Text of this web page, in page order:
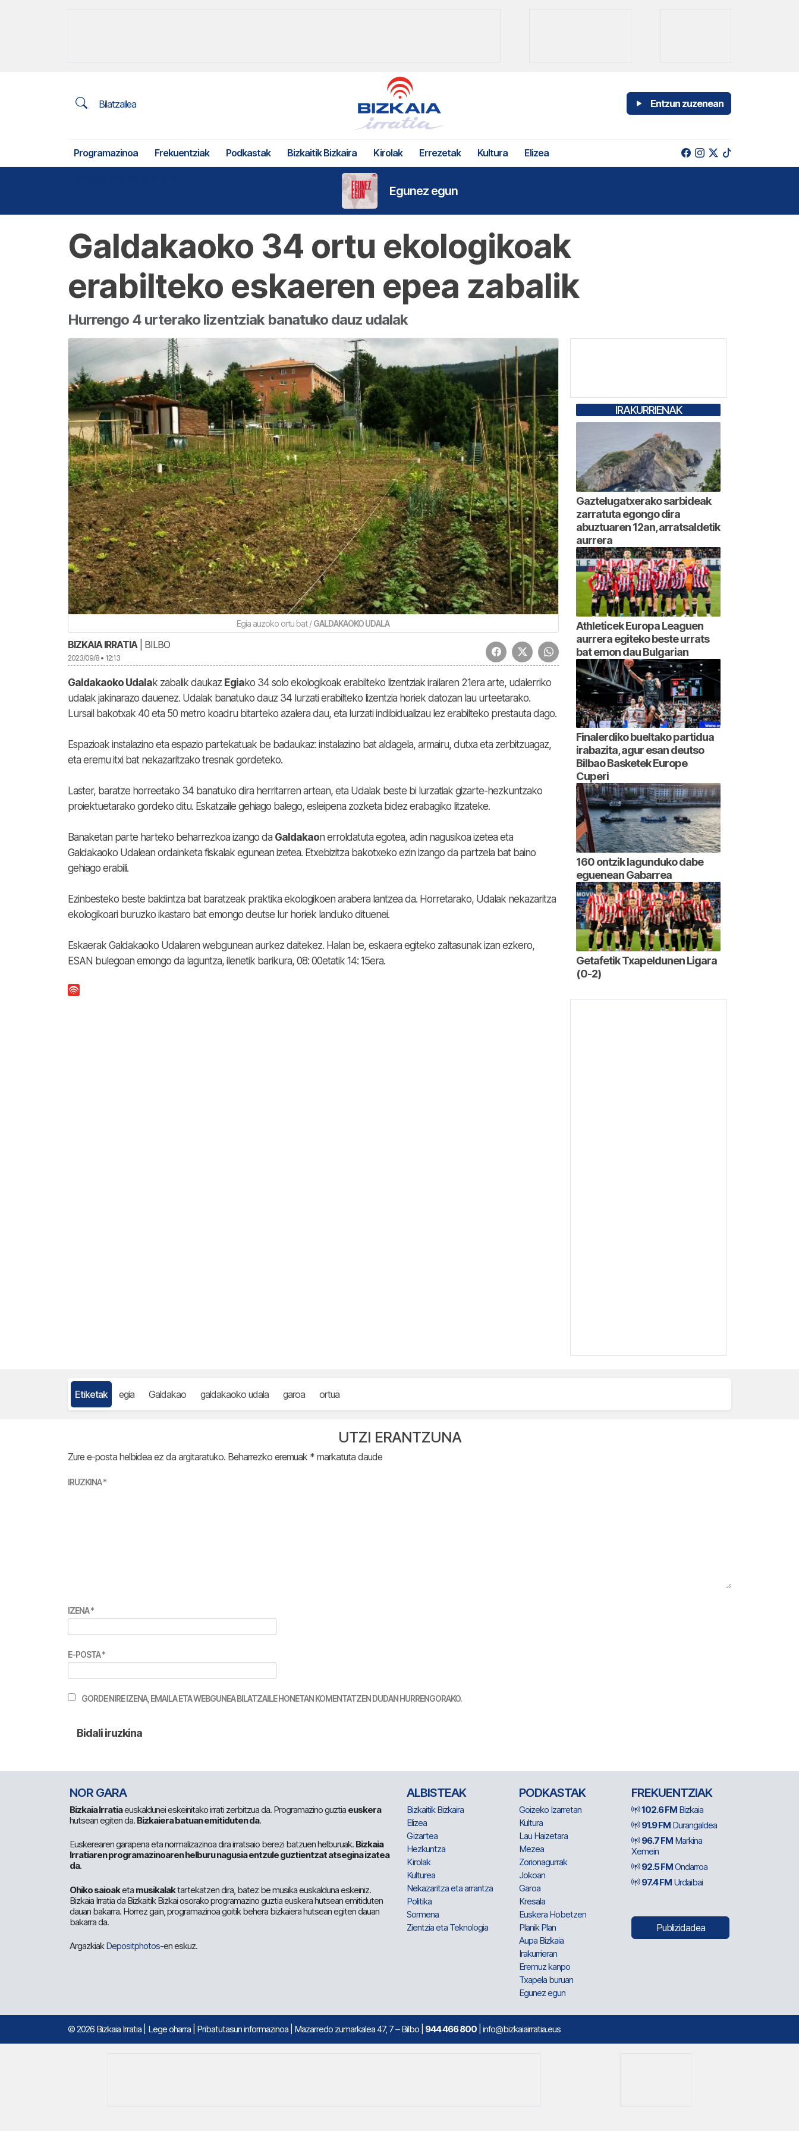
Bilatzailea Entzun zuzenean
Programazinoa Frekuentziak Podkastak Bizkaitik Bizkaira Kirolak Errezetak Kultura Elizea
Egunez egun
Galdakaoko 34 ortu ekologikoak
erabilteko eskaeren epea zabalik
Hurrengo 4 urterako lizentziak banatuko dauz udalak
Egia auzoko ortu bat /GALDAKAOKO UDALA
BIZKAIA IRRATIA | BILBO
2023/09/8 • 12:13
Galdakaoko Udalak zabalik daukaz Egiako 34 solo ekologikoak erabilteko lizentziak irailaren 21era arte, udalerriko
udalak jakinarazo dauenez. Udalak banatuko dauz 34 lurzati erabilteko lizentzia horiek datozan lau urteetarako.
Lursail bakotxak 40 eta 50 metro koadru bitarteko azalera dau, eta lurzati indibidualizau lez erabilteko prestauta dago.
Espazioak instalazino eta espazio partekatuak be badaukaz: instalazino bat aldagela, armairu, dutxa eta zerbitzuagaz,
eta eremu itxi bat nekazaritzako tresnak gordeteko.
Laster, baratze horreetako 34 banatuko dira herritarren artean, eta Udalak beste bi lurzatiak gizarte-hezkuntzako
proiektuetarako gordeko ditu. Eskatzaile gehiago balego, esleipena zozketa bidez erabagiko litzateke.
Banaketan parte harteko beharrezkoa izango da Galdakaon erroldatuta egotea, adin nagusikoa izetea eta
Galdakaoko Udalean ordainketa fiskalak egunean izetea. Etxebizitza bakotxeko ezin izango da partzela bat baino
gehiago erabili.
Ezinbesteko beste baldintza bat baratzeak praktika ekologikoen arabera lantzea da. Horretarako, Udalak nekazaritza
ekologikoari buruzko ikastaro bat emongo deutse lur horiek landuko dituenei.
Eskaerak Galdakaoko Udalaren webgunean aurkez daitekez. Halan be, eskaera egiteko zaltasunak izan ezkero,
ESAN bulegoan emongo da laguntza, ilenetik barikura, 08: 00etatik 14: 15era.
IRAKURRIENAK
Gaztelugatxerako sarbideak
zarratuta egongo dira
abuztuaren 12an, arratsaldetik
aurrera
Athleticek Europa Leaguen
aurrera egiteko beste urrats
bat emon dau Bulgarian
Finalerdiko bueltako partidua
irabazita, agur esan deutso
Bilbao Basketek Europe
Cuperi
160 ontzik lagunduko dabe
eguenean Gabarrea
Getafetik Txapeldunen Ligara
(0-2)
Etiketak egia Galdakao galdakaoko udala garoa ortua
UTZI ERANTZUNA
Zure e-posta helbidea ez da argitaratuko. Beharrezko eremuak * markatuta daude
IRUZKINA*
IZENA*
E-POSTA*
GORDE NIRE IZENA, EMAILA ETA WEBGUNEA BILATZAILE HONETAN KOMENTATZEN DUDAN HURRENGORAKO.
NOR GARA
Bizkaia Irratiaeuskaldunei eskeinitako irrati zerbitzua da. Programazino guztia euskera
hutsean egiten da. Bizkaiera batuan emitiduten da.
Euskerearen garapena eta normalizazinoa dira irratsaio berezi batzuen helburuak. Bizkaia
Irratiaren programazinoaren helburu nagusia entzule guztientzat atsegina izatea
da.
Ohiko saioaketa musikalaktartekatzen dira, batez be musika euskalduna eskeiniz.
Bizkaia Irratia da Bizkaitik Bizkai osorako programazino guztia euskera hutsean emitiduten
dauan bakarra. Horrez gain, programazinoa goitik behera bizkaiera hutsean egiten dauan
bakarra da.
ArgazkiakDepositphotos-en eskuz.
ALBISTEAK
Bizkaitik Bizkaira
Elizea
Gizartea
Hezkuntza
Kirolak
Kulturea
Nekazaritza eta arrantza
Politika
Sormena
Zientzia eta Teknologia
PODKASTAK
Goizeko Izarretan
Kultura
Lau Haizetara
Mezea
Zorionagurrak
Jokoan
Garoa
Kresala
Euskera Hobetzen
Planik Plan
Aupa Bizkaia
Irakurrieran
Eremuz kanpo
Txapela buruan
Egunez egun
FREKUENTZIAK
102.6 FM Bizkaia
91.9 FM Durangaldea
96.7 FM Markina
Xemein
92.5 FMOndarroa
97.4 FM Urdaibai
Publizidadea
© 2026 Bizkaia Irratia Lege oharra Pribatutasun informazinoa | Mazarredo zumarkalea 47, 7 – Bilbo | 944 466 800 | info@bizkaiairratia.eus